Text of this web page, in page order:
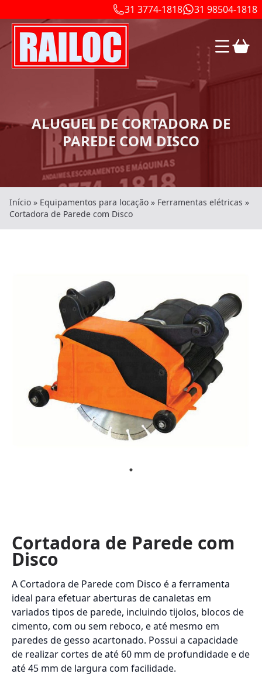
31 3774-1818 31 98504-1818
ALUGUEL DE CORTADORA DE
PAREDE COM DISCO
Início » Equipamentos para locação » Ferramentas elétricas »
Cortadora de Parede com Disco
Cortadora de Parede com
Disco
A Cortadora de Parede com Disco é a ferramenta
ideal para efetuar aberturas de canaletas em
variados tipos de parede, incluindo tijolos, blocos de
cimento, com ou sem reboco, e até mesmo em
paredes de gesso acartonado. Possui a capacidade
de realizar cortes de até 60 mm de profundidade e de
até 45 mm de largura com facilidade.